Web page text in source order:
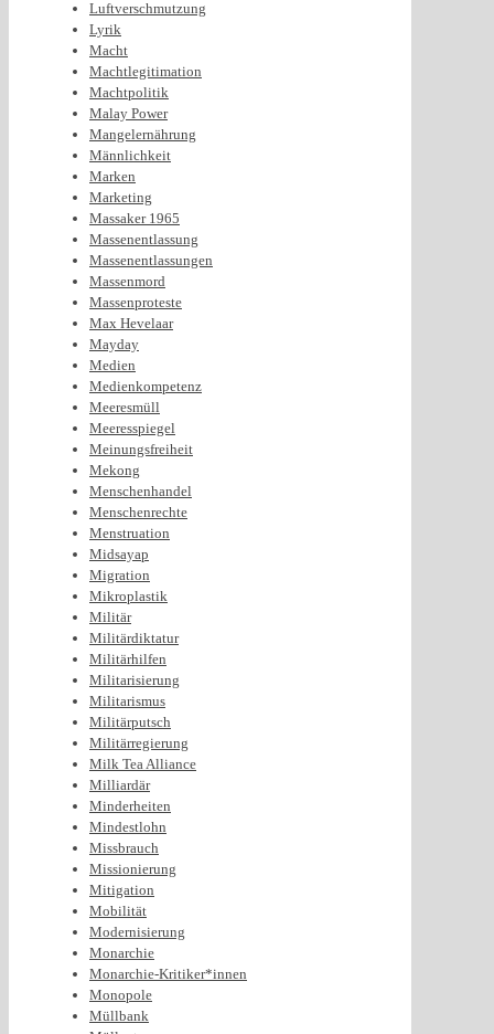
Luftverschmutzung
Lyrik
Macht
Machtlegitimation
Machtpolitik
Malay Power
Mangelernährung
Männlichkeit
Marken
Marketing
Massaker 1965
Massenentlassung
Massenentlassungen
Massenmord
Massenproteste
Max Hevelaar
Mayday
Medien
Medienkompetenz
Meeresmüll
Meeresspiegel
Meinungsfreiheit
Mekong
Menschenhandel
Menschenrechte
Menstruation
Midsayap
Migration
Mikroplastik
Militär
Militärdiktatur
Militärhilfen
Militarisierung
Militarismus
Militärputsch
Militärregierung
Milk Tea Alliance
Milliardär
Minderheiten
Mindestlohn
Missbrauch
Missionierung
Mitigation
Mobilität
Modernisierung
Monarchie
Monarchie-Kritiker*innen
Monopole
Müllbank